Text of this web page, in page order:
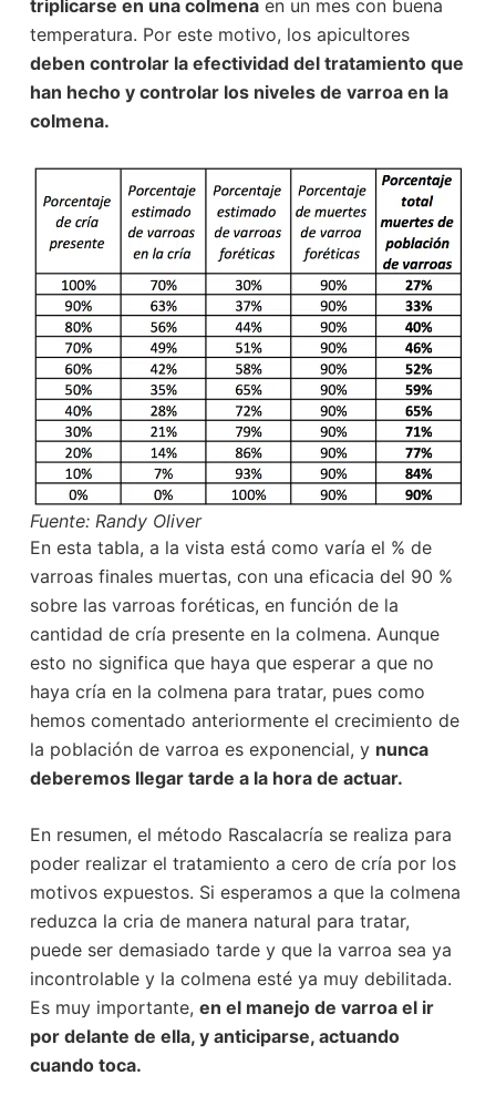
triplicarse en una colmenaen un mes con buena
temperatura. Por este motivo, los apicultores
deben controlar la efectividad del tratamiento que
han hecho y controlar los niveles de varroa en la
colmena.
Fuente: Randy Oliver
En esta tabla, a la vista está como varía el % de
varroas finales muertas, con una eficacia del 90 %
sobre las varroas foréticas, en función de la
cantidad de cría presente en la colmena. Aunque
esto no significa que haya que esperar a que no
haya cría en la colmena para tratar, pues como
hemos comentado anteriormente el crecimiento de
la población de varroa es exponencial, y nunca
deberemos llegar tarde a la hora de actuar.
En resumen, el método Rascalacría se realiza para
poder realizar el tratamiento a cero de cría por los
motivos expuestos. Si esperamos a que la colmena
reduzca la cria de manera natural para tratar,
puede ser demasiado tarde y que la varroa sea ya
incontrolable y la colmena esté ya muy debilitada.
Es muy importante, en el manejo de varroa el ir
por delante de ella, y anticiparse, actuando
cuando toca.